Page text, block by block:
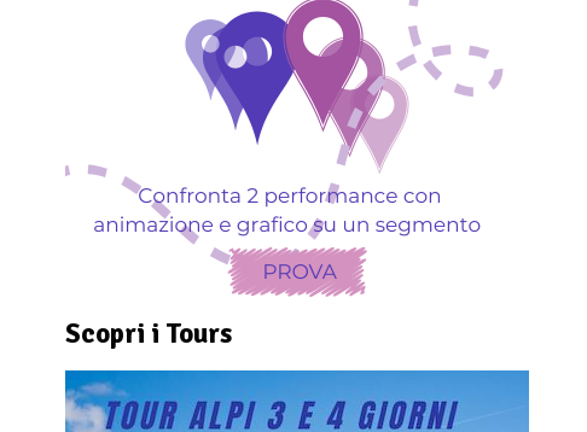
Scopri i Tours